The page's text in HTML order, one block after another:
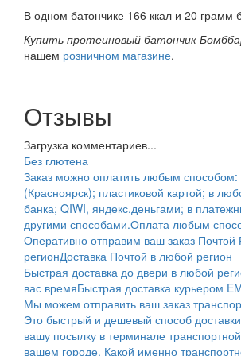
В одном батончике 166 ккал и 20 грамм
Купить протеиновый батончик
нашем розничном магазине.
Отзывы
Загрузка комментариев...
Без глютена
Заказ можно оплатить любым
(Красноярск); пластиковой картой; в
банка; QIWI, яндекс.деньгами; в
другими способами.Оплата любым
Оперативно отправим ваш заказ Почтой
регионДоставка Почтой в любой регион
Быстрая доставка до двери в любой
вас времяБыстрая доставка курьером
Мы можем отправить ваш заказ
Это быстрый и дешевый способ
вашу посылку в терминале
вашем городе. Какой именно